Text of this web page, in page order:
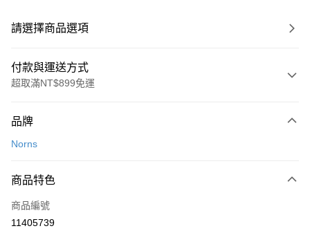
請選擇商品選項
付款與運送方式
超取滿NT$899免運
信用卡一次付款
Apple Pay
街口支付
品牌
Norns
商品特色
商品編號
11405739